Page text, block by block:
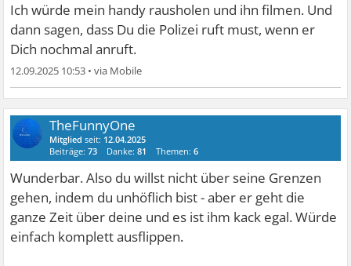
Ich würde mein handy rausholen und ihn filmen. Und
dann sagen, dass Du die Polizei ruft must, wenn er
Dich nochmal anruft.
12.09.2025 10:53 •
TheFunnyOne
Mitglied seit: 12.04.2025
Beiträge:73 Danke:81 Themen:6
Wunderbar. Also du willst nicht über seine Grenzen
gehen, indem du unhöflich bist - aber er geht die
ganze Zeit über deine und es ist ihm kack egal. Würde
einfach komplett ausflippen.